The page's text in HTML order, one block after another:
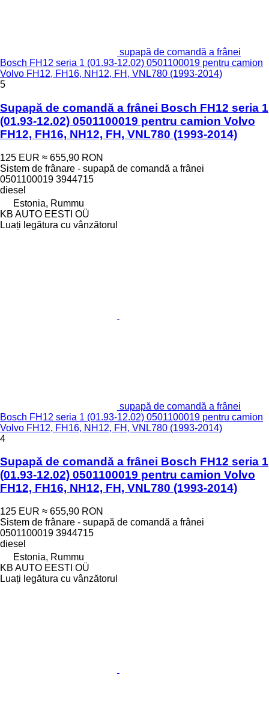
supapă de comandă a frânei
Bosch FH12 seria 1 (01.93-12.02) 0501100019 pentru camion
Volvo FH12, FH16, NH12, FH, VNL780 (1993-2014)
5
Supapă de comandă a frânei Bosch FH12 seria 1
(01.93-12.02) 0501100019 pentru camion Volvo
FH12, FH16, NH12, FH, VNL780 (1993-2014)
125 EUR ≈ 655,90 RON
Sistem de frânare - supapă de comandă a frânei
0501100019 3944715
diesel
Estonia, Rummu
KB AUTO EESTI OÜ
Luați legătura cu vânzătorul
supapă de comandă a frânei
Bosch FH12 seria 1 (01.93-12.02) 0501100019 pentru camion
Volvo FH12, FH16, NH12, FH, VNL780 (1993-2014)
4
Supapă de comandă a frânei Bosch FH12 seria 1
(01.93-12.02) 0501100019 pentru camion Volvo
FH12, FH16, NH12, FH, VNL780 (1993-2014)
125 EUR ≈ 655,90 RON
Sistem de frânare - supapă de comandă a frânei
0501100019 3944715
diesel
Estonia, Rummu
KB AUTO EESTI OÜ
Luați legătura cu vânzătorul